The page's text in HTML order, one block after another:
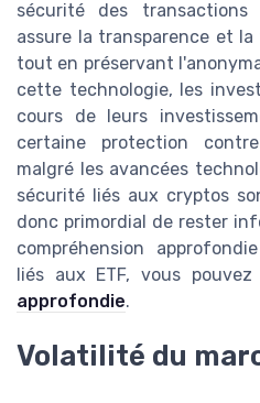
sécurité des transactions
assure la transparence et
tout en préservant
cette technologie, les
cours de leurs
certaine protection
malgré les avancées
sécurité liés aux cryptos
donc primordial de rester
compréhension
liés aux ETF, vous
approfondie.
Volatilité du